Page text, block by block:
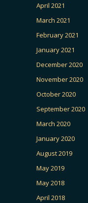
April 2021
March 2021
February 2021
January 2021
December 2020
November 2020
October 2020
September 2020
March 2020
January 2020
August 2019
May 2019
May 2018
April 2018